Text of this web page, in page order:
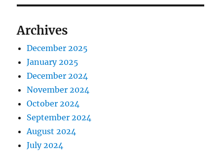
Archives
December 2025
January 2025
December 2024
November 2024
October 2024
September 2024
August 2024
July 2024